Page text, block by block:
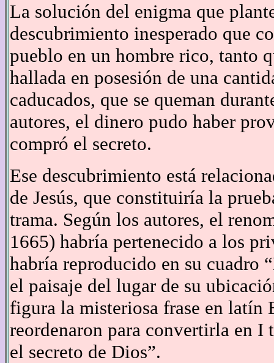
La solución del enigma que
descubrimiento inesperado que
pueblo en un hombre rico, tanto
hallada en posesión de una
caducados, que se queman
autores, el dinero pudo haber
compró el secreto.
Ese descubrimiento está
de Jesús, que constituiría la
trama. Según los autores, el
1665) habría pertenecido a los
habría reproducido en su cuadro
el paisaje del lugar de su
figura la misteriosa frase en latín
reordenaron para convertirla en I
el secreto de Dios”.